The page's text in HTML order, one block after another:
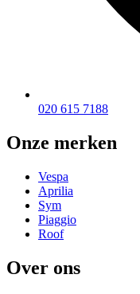
020 615 7188
Onze merken
Vespa
Aprilia
Sym
Piaggio
Roof
Over ons